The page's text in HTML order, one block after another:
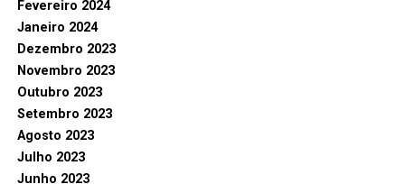
Fevereiro 2024
Janeiro 2024
Dezembro 2023
Novembro 2023
Outubro 2023
Setembro 2023
Agosto 2023
Julho 2023
Junho 2023